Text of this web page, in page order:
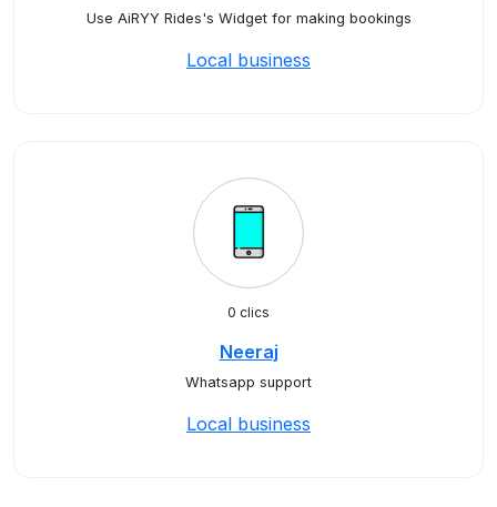
Use AiRYY Rides's Widget for making bookings
Local business
0 clics
Neeraj
Whatsapp support
Local business